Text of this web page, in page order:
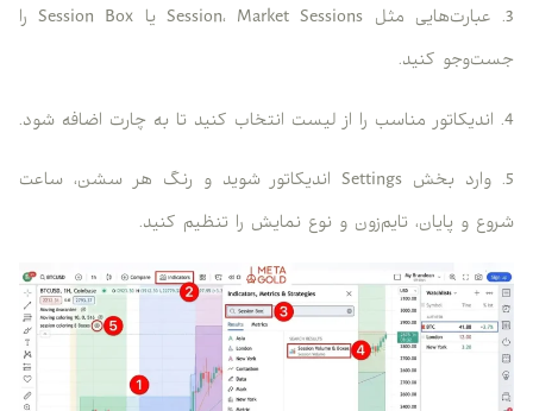
3. عبارت‌هایی مثل Session، Market Sessions یا Session Box را
جست‌وجو کنید.
4. اندیکاتور مناسب را از لیست انتخاب کنید تا به چارت اضافه شود.
5. وارد بخش Settings اندیکاتور شوید و رنگ هر سشن، ساعت
شروع و پایان، تایم‌زون و نوع نمایش را تنظیم کنید.